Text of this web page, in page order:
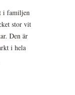
i familjen
stor vit
Den är
i hela